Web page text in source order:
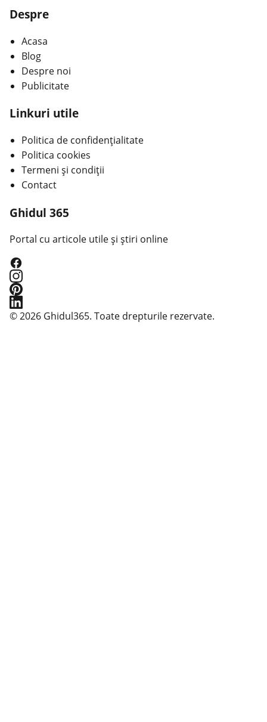
Despre
Acasa
Blog
Despre noi
Publicitate
Linkuri utile
Politica de confidențialitate
Politica cookies
Termeni și condiții
Contact
Ghidul 365
Portal cu articole utile și știri online
© 2026 Ghidul365. Toate drepturile rezervate.